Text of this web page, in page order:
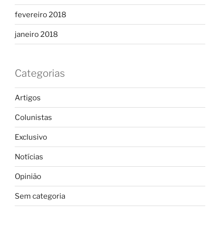
fevereiro 2018
janeiro 2018
Categorias
Artigos
Colunistas
Exclusivo
Notícias
Opinião
Sem categoria